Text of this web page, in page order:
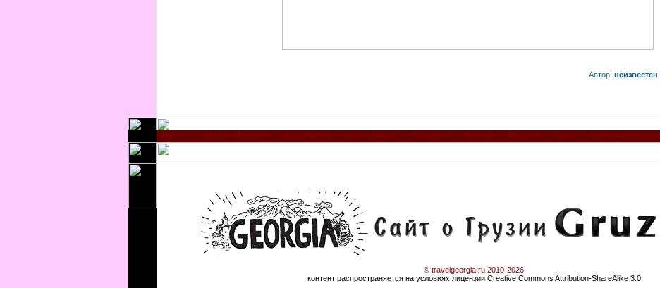
Автор: неизвестен
Мцхета-Мтианети Шида-Картли Квемо-Картли Самегрело Кахетия Имерети Гурия Самцхе-Джавахети
© travelgeorgia.ru 2010-2026
контент распространяется на условиях лицензии Creative Commons Attribution-ShareAlike 3.0